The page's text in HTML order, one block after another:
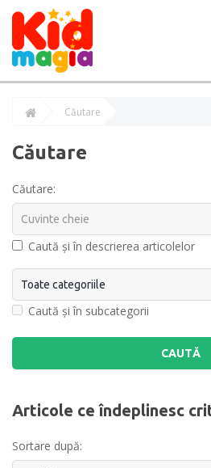
Căutare
Căutare
Căutare:
Caută și în descrierea articolelor
Caută și în subcategorii
Articole ce îndeplinesc
Sortare după: